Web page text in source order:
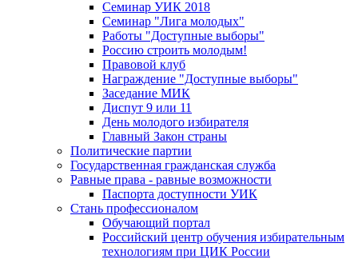
Семинар УИК 2018
Семинар "Лига молодых"
Работы "Доступные выборы"
Россию строить молодым!
Правовой клуб
Награждение "Доступные выборы"
Заседание МИК
Диспут 9 или 11
День молодого избирателя
Главный Закон страны
Политические партии
Государственная гражданская служба
Равные права - равные возможности
Паспорта доступности УИК
Стань профессионалом
Обучающий портал
Российский центр обучения избирательным
технологиям при ЦИК России